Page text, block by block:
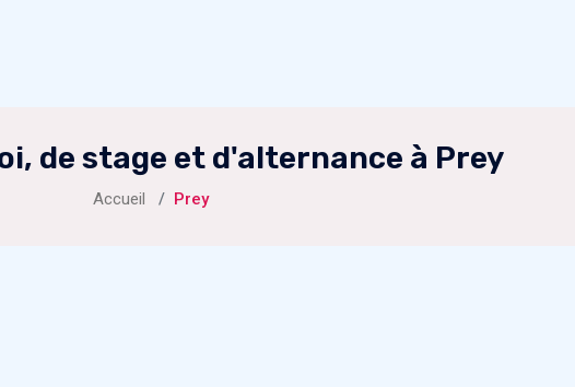
de stage et d'alternance à Prey
Accueil Prey